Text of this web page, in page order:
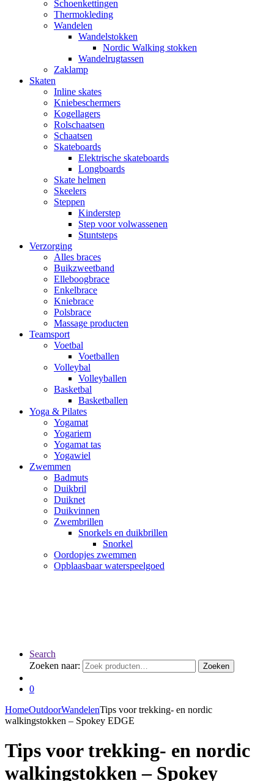
Schoenkettingen
Thermokleding
Wandelen
Wandelstokken
Nordic Walking stokken
Wandelrugtassen
Zaklamp
Skaten
Inline skates
Kniebeschermers
Kogellagers
Rolschaatsen
Schaatsen
Skateboards
Elektrische skateboards
Longboards
Skate helmen
Skeelers
Steppen
Kinderstep
Step voor volwassenen
Stuntsteps
Verzorging
Alles braces
Buikzweetband
Elleboogbrace
Enkelbrace
Kniebrace
Polsbrace
Massage producten
Teamsport
Voetbal
Voetballen
Volleybal
Volleyballen
Basketbal
Basketballen
Yoga & Pilates
Yogamat
Yogariem
Yogamat tas
Yogawiel
Zwemmen
Badmuts
Duikbril
Duiknet
Duikvinnen
Zwembrillen
Snorkels en duikbrillen
Snorkel
Oordopjes zwemmen
Opblaasbaar waterspeelgoed
Search
Zoeken naar:
Zoeken
0
HomeOutdoorWandelenTips voor trekking- en nordic
walkingstokken – Spokey EDGE
Tips voor trekking- en nordic
walkingstokken – Spokey